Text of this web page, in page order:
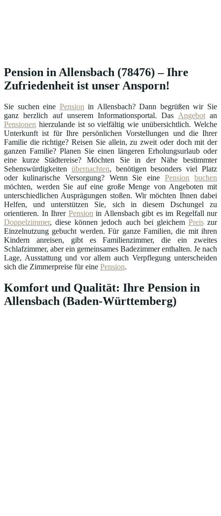
Pension in Allensbach (78476) – Ihre
Zufriedenheit ist unser Ansporn!
Sie suchen eine Pension in Allensbach? Dann begrüßen wir Sie
ganz herzlich auf unserem Informationsportal. Das Angebotan
Pensionen hierzulande ist so vielfältig wie unübersichtlich. Welche
Unterkunft ist für Ihre persönlichen Vorstellungen und die Ihrer
Familie die richtige? Reisen Sie allein, zu zweit oder doch mit der
ganzen Familie? Planen Sie einen längeren Erholungsurlaub oder
eine kurze Städtereise? Möchten Sie in der Nähe bestimmter
Sehenswürdigkeiten übernachten, benötigen besonders viel Platz
oder kulinarische Versorgung? Wenn Sie einePension
buchen
möchten, werden Sie auf eine große Menge von Angeboten mit
unterschiedlichen Ausprägungen stoßen. Wir möchten Ihnen dabei
Helfen, und unterstützen Sie, sich in diesem Dschungel zu
orientieren. In Ihrer Pension in Allensbach gibt es im Regelfall nur
Doppelzimmer, diese können jedoch auch bei gleichem Preiszur
Einzelnutzung gebucht werden. Für ganze Familien, die mit ihren
Kindern anreisen, gibt es Familienzimmer, die ein zweites
Schlafzimmer, aber ein gemeinsames Badezimmer enthalten. Je nach
Lage, Ausstattung und vor allem auch Verpflegung unterscheiden
sich die Zimmerpreise für eine Pension.
Komfort und Qualität: Ihre Pension in
Allensbach (Baden-Württemberg)